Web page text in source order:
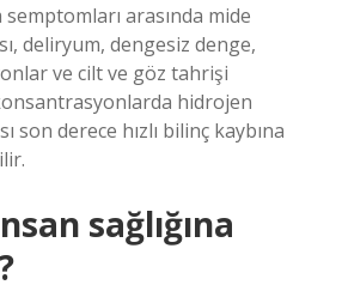
arasında mide
deliryum, dengesiz denge,
ve cilt ve göz tahrişi
hidrojen
son derece hızlı bilinç kaybına
sağlığına